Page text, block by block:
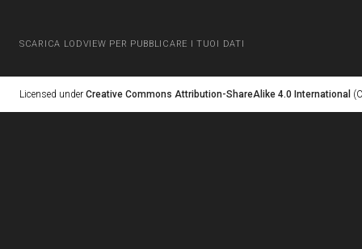
SCARICA LODVIEW PER PUBBLICARE I TUOI DATI
Licensed under Creative Commons Attribution-ShareAlike 4.0 International